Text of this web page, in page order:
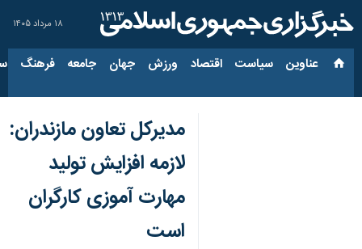
۱۸ مرداد ۱۴۰۵
عناوین‌ سیاست اقتصاد ورزش جهان جامعه فرهنگ
مدیرکل تعاون مازندران:
لازمه افزایش تولید
مهارت آموزی کارگران
است